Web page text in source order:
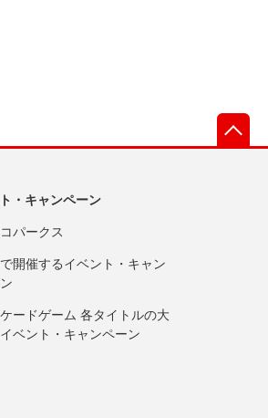
・キャンペーン
パークス
開催するイベント・キャン
ードゲーム 各タイトルの大
ベント・キャンペーン